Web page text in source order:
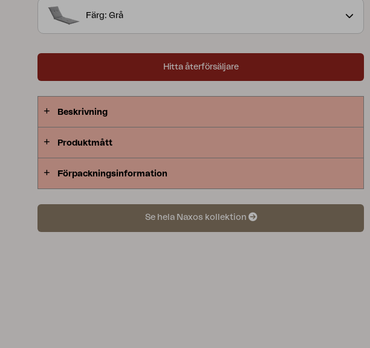
Färg: Grå
Hitta återförsäljare
Beskrivning
Produktmått
Förpackningsinformation
Se hela Naxos kollektion